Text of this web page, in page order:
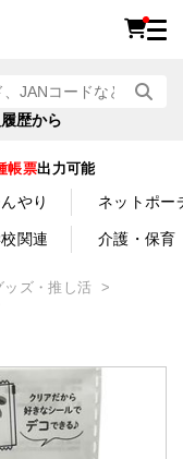
歴から
帳票出力可能
やり ネットポー
関連 介護・保育
ッズ・推し活